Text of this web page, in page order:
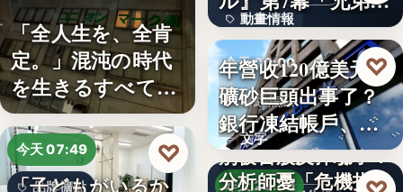
「全人生を、全肯
定。」混沌の時代
を生きるすべての
人へ贈る…
今天 07:49
品牌擴點
「子どもがいるか
♡
動畫情報
文字
あらす…
今天 00:00
財經焦點
文字
年營收120億美元鐵
礦砂巨頭出事了？
銀行凍結帳戶、礦
商急…
♡
昨天 23:59
別被台股反彈騙了？
分析師憂「危機指